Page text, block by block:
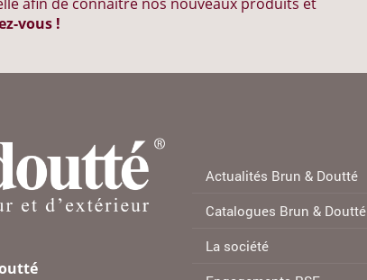
vous !
Actualités Brun & Doutté
Catalogues Brun & Doutté
La société